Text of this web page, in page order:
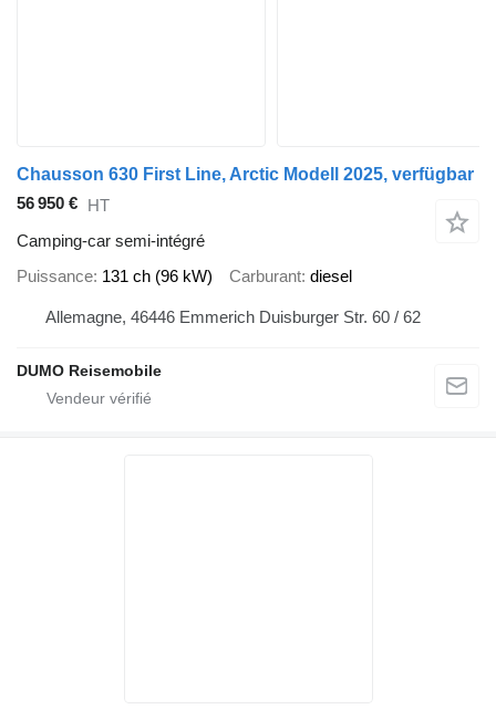
Chausson 630 First Line, Arctic Modell 2025, verfügbar
56 950 € HT
Camping-car semi-intégré
Puissance 131 ch (96 kW) Carburant diesel
Allemagne, 46446 Emmerich Duisburger Str. 60 / 62
DUMO Reisemobile